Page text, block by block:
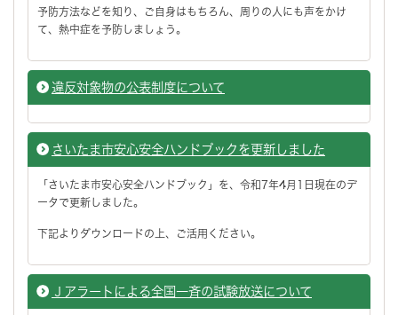
予防方法などを知り、ご自身はもちろん、周りの人にも声をかけ
て、熱中症を予防しましょう。
違反対象物の公表制度について
さいたま市安心安全ハンドブックを更新しました
「さいたま市安心安全ハンドブック」を、令和7年4月1日現在のデ
ータで更新しました。
下記よりダウンロードの上、ご活用ください。
Ｊアラートによる全国一斉の試験放送について